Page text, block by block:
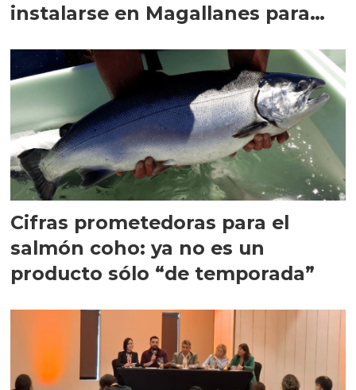
instalarse en Magallanes para
Cifras prometedoras para el
salmón coho: ya no es un
producto sólo “de temporada”